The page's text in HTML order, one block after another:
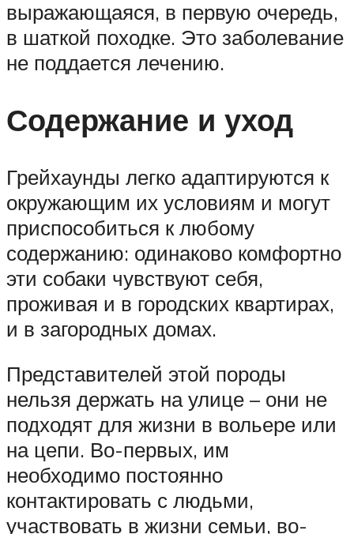
выражающаяся, в первую очередь,
в шаткой походке. Это заболевание
не поддается лечению.
Содержание и уход
Грейхаунды легко адаптируются к
окружающим их условиям и могут
приспособиться к любому
содержанию: одинаково комфортно
эти собаки чувствуют себя,
проживая и в городских квартирах,
и в загородных домах.
Представителей этой породы
нельзя держать на улице – они не
подходят для жизни в вольере или
на цепи. Во-первых, им
необходимо постоянно
контактировать с людьми,
участвовать в жизни семьи, во-